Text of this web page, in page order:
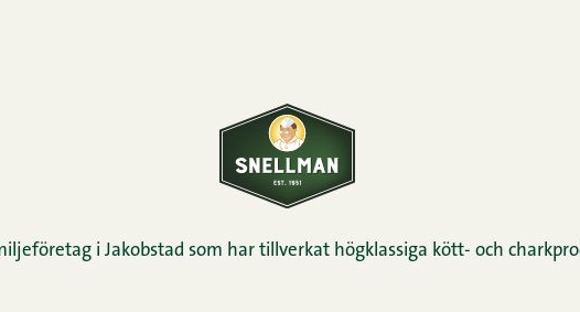
i Jakobstad som har tillverkat högklassiga kött- och